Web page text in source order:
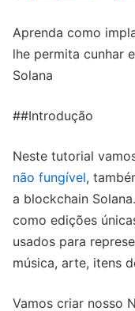
Aprenda como
lhe permita cunhar
Solana
##Introdução
Neste tutorial
não fungível,
a blockchain
como edições
usados para
música, arte, itens
Vamos criar nosso